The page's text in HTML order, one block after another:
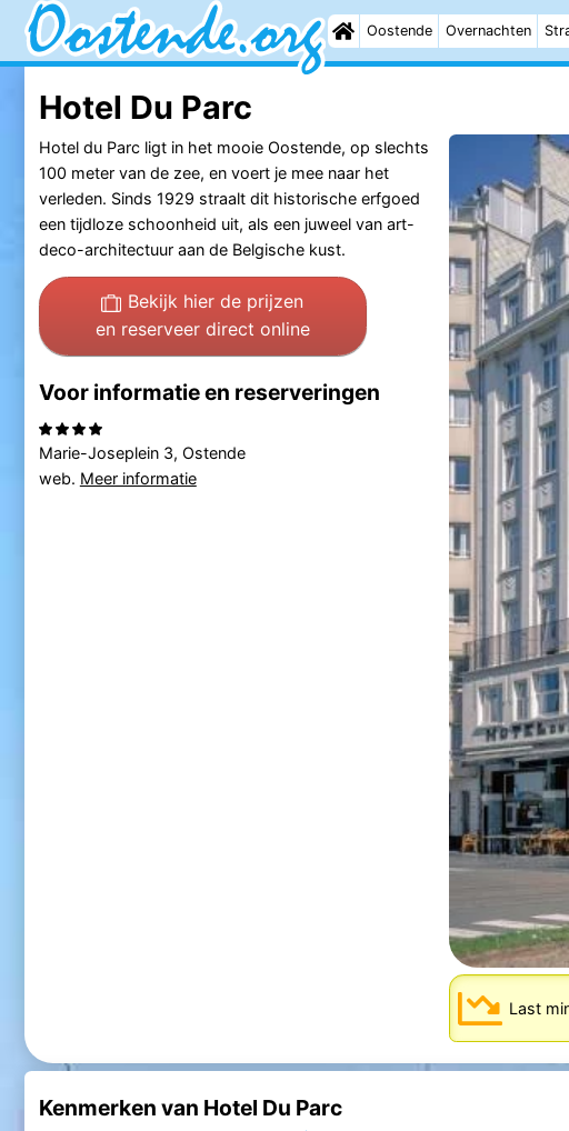
Oostende Overnachten
Hotel Du Parc
Last
Hotel du Parc ligt in het mooie Oostende, op slechts
100 meter van de zee, en voert je mee naar het
verleden. Sinds 1929 straalt dit historische erfgoed
een tijdloze schoonheid uit, als een juweel van art-
deco-architectuur aan de Belgische kust.
Bekijk hier de prijzen
en reserveer direct online
Voor informatie en reserveringen
Marie-Joseplein 3, Ostende
web. Meer informatie
Kenmerken van Hotel Du Parc